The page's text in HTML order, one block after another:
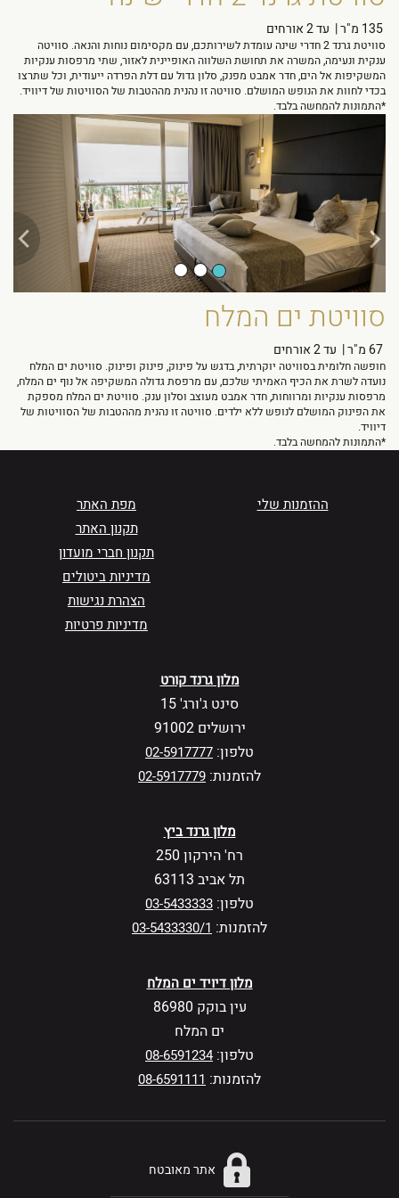
| עד 2 אורחים
סוויטת גרנד 2 חדרי שינה עומדת לשירותכם, עם מקסימום נוחות והנאה. סוויטה
ענקית ונעימה, המשרה את תחושת השלווה האופיינית לאזור, שתי מרפסות ענקיות
המשקיפות אל הים, חדר אמבט מפנק, סלון גדול עם דלת הפרדה ייעודית, וכל שתרצו
בכדי לחוות את הנופש המושלם. סוויטה זו נהנית מההטבות של הסוויטות של דיוויד.
*התמונות להמחשה בלבד.
Previous
סוויטת ים המלח
| עד 2 אורחים
חופשה חלומית בסוויטה יוקרתית, בדגש על פינוק, פינוק ופינוק. סוויטת ים המלח
נועדה לשרת את הכיף האמיתי שלכם, עם מרפסת גדולה המשקיפה אל נוף ים המלח,
מרפסות ענקיות ומרווחות, חדר אמבט מעוצב וסלון ענק. סוויטת ים המלח מספקת
את הפינוק המושלם לנופש ללא ילדים. סוויטה זו נהנית מההטבות של הסוויטות של
דיוויד.
*התמונות להמחשה בלבד.
ההזמנות שלי
מפת האתר
תקנון האתר
תקנון חברי מועדון
מדיניות ביטולים
הצהרת נגישות
מדיניות פרטיות
מלון גרנד קורט
סינט ג'ורג' 15
ירושלים 91002
טלפון: 02-5917777
להזמנות: 02-5917779
מלון גרנד ביץ
רח' הירקון 250
תל אביב 63113
טלפון: 03-5433333
להזמנות: 03-5433330/1
מלון דיויד ים המלח
עין בוקק 86980
ים המלח
טלפון: 08-6591234
להזמנות: 08-6591111
אתר מאובטח